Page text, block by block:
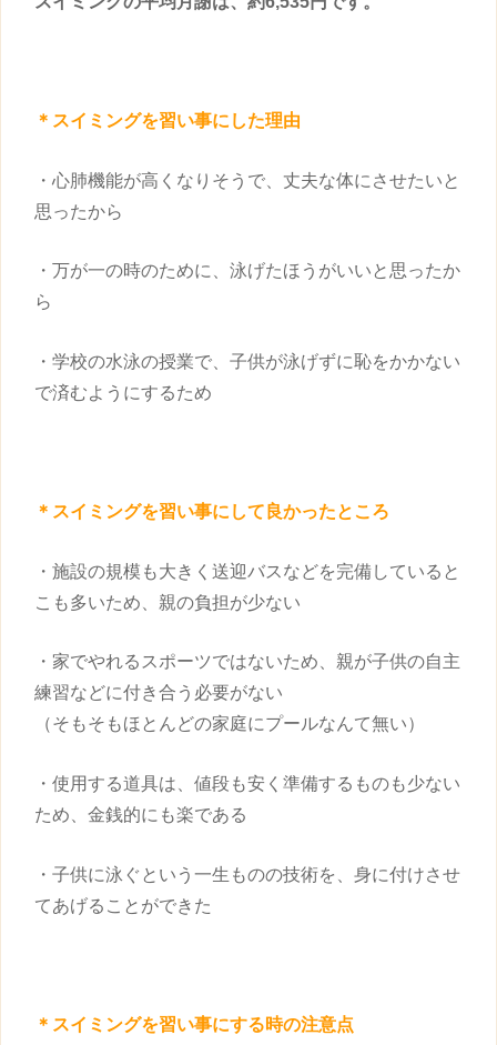
＊スイミングを習い事にした理由
・心肺機能が高くなりそうで、丈夫な体にさせたいと
思ったから
・万が一の時のために、泳げたほうがいいと思ったか
ら
・学校の水泳の授業で、 子供が泳げずに恥をかかない
で済むようにするため
＊スイミングを習い事にして良かったところ
・施設の規模も大きく送迎バスなどを完備していると
こも多いため、親の負担が少ない
・家でやれるスポーツではないため、親が子供の自主
練習などに付き合う必要がない
（そもそもほとんどの家庭にプールなんて無い）
・使用する道具は、値段も安く準備するものも少ない
ため、金銭的にも楽である
・ 子供に泳ぐという一生ものの技術を、身に付けさせ
てあげることができた
＊スイミングを習い事にする時の注意点